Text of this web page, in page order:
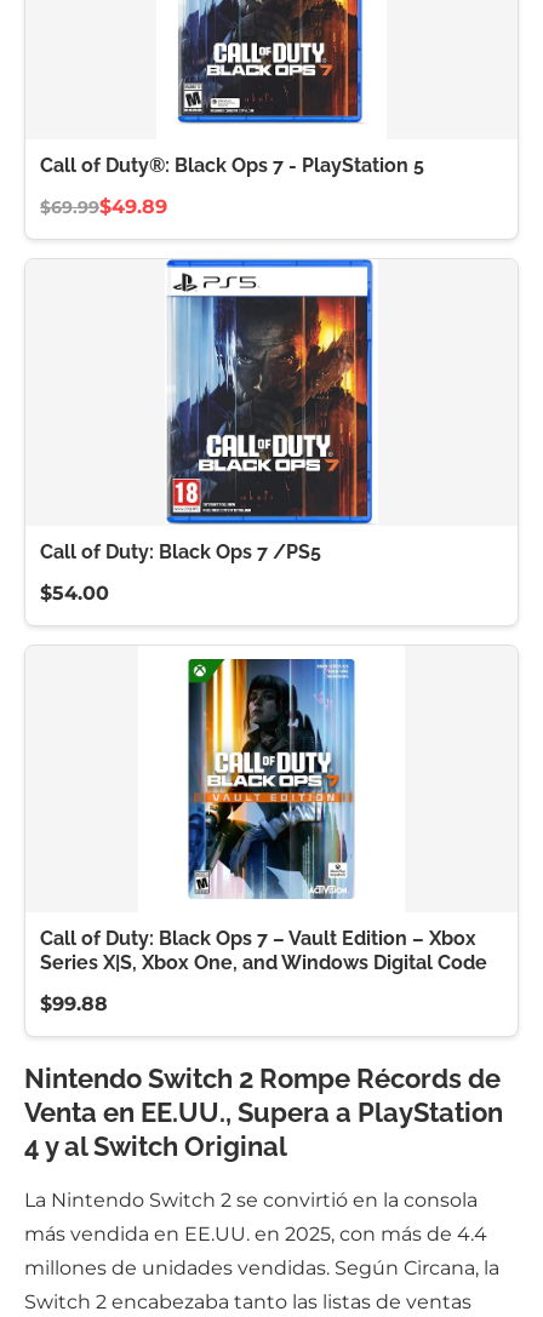
Call of Duty®: Black Ops 7 - PlayStation 5
$69.99$49.89
Call of Duty: Black Ops 7 /PS5
$54.00
Call of Duty: Black Ops 7 – Vault Edition – Xbox
Series X|S, Xbox One, and Windows Digital Code
$99.88
Nintendo Switch 2 Rompe Récords de
Venta en EE.UU., Supera a PlayStation
4 y al Switch Original
La Nintendo Switch 2 se convirtió en la consola
más vendida en EE.UU. en 2025, con más de 4.4
millones de unidades vendidas. Según Circana, la
Switch 2 encabezaba tanto las listas de ventas